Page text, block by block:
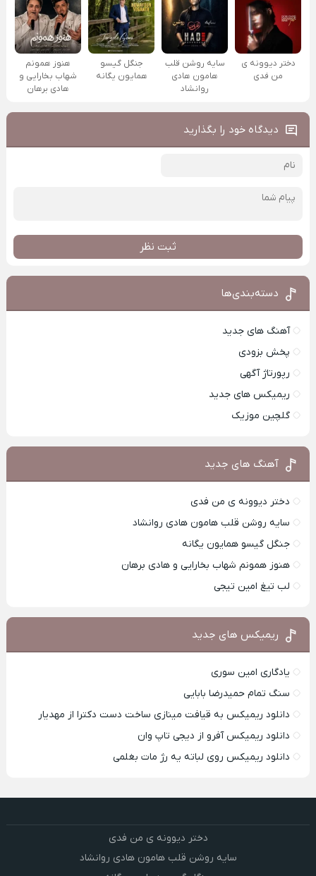
دختر دیوونه ی
من فدی
سایه روشن قلب
هامون هادی
روانشاد
جنگل گیسو
همایون یگانه
هنوز همونم
شهاب بخارایی و
هادی برهان
دیدگاه خود را بگذارید
ثبت نظر
دسته‌بندی‌ها
آهنگ های جدید
پخش بزودی
رپورتاژ آگهی
ریمیکس های جدید
گلچین موزیک
آهنگ های جدید
دختر دیوونه ی من فدی
سایه روشن قلب هامون هادی روانشاد
جنگل گیسو همایون یگانه
هنوز همونم شهاب بخارایی و هادی برهان
لب تیغ امین تیجی
ریمیکس های جدید
یادگاری امین سوری
سنگ تمام حمیدرضا بابایی
دانلود ریمیکس به قیافت مینازی ساخت دست دکترا از مهدیار
دانلود ریمیکس آفرو از ديجی تاپ وان
دانلود ریمیکس روی لباته یه رژ مات بغلمی
دختر دیوونه ی من فدی
سایه روشن قلب هامون هادی روانشاد